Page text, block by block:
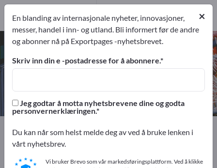
Forpakningsmaskiner – finn
produsenter og leverandører
27
27
Exportpages
Maskineri og utstyr
Forpakningsmaskiner
×
En blanding av internasjonale nyheter, innovasjoner,
messer, handel i inn- og utland. Bli informert før de andre
og abonner nå på Exportpages -nyhetsbrevet.
Skriv inn din e -postadresse for å abonnere.
Jeg godtar å motta nyhetsbrevene dine og godta
personvernerklæringen.
Du kan når som helst melde deg av ved å bruke lenken i
vårt nyhetsbrev.
Vi bruker Brevo som vår markedsføringsplattform. Ved å klikke